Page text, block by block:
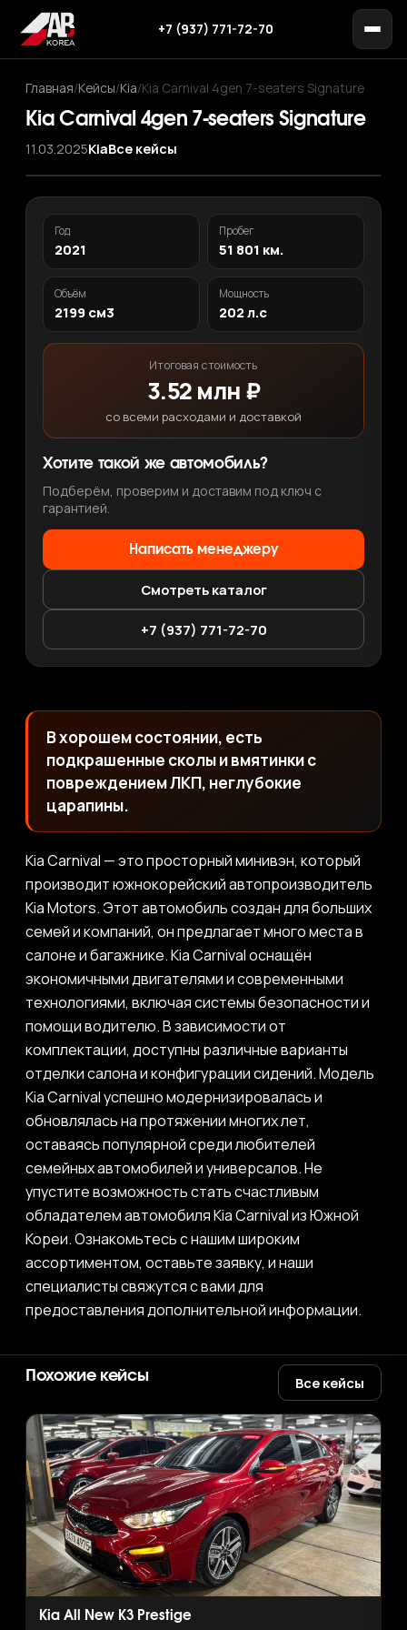
+7 (937) 771-72-70
Главная/Кейсы/Kia/Kia Carnival 4gen 7-seaters Signature
Kia Carnival 4gen 7-seaters Signature
11.03.2025KiaВсе кейсы
‹
›
1/ 12
Год
2021
Пробег
51 801 км.
Объём
2199 см3
Мощность
202 л.с
Итоговая стоимость
3.52 млн ₽
со всеми расходами и доставкой
Хотите такой же автомобиль?
Подберём, проверим и доставим под ключ с
гарантией.
Написать менеджеру
Смотреть каталог
+7 (937) 771-72-70
В хорошем состоянии, есть
подкрашенные сколы и вмятинки с
повреждением ЛКП, неглубокие
царапины.
Kia Carnival — это просторный минивэн, который
производит южнокорейский автопроизводитель
Kia Motors. Этот автомобиль создан для больших
семей и компаний, он предлагает много места в
салоне и багажнике. Kia Carnival оснащён
экономичными двигателями и современными
технологиями, включая системы безопасности и
помощи водителю. В зависимости от
комплектации, доступны различные варианты
отделки салона и конфигурации сидений. Модель
Kia Carnival успешно модернизировалась и
обновлялась на протяжении многих лет,
оставаясь популярной среди любителей
семейных автомобилей и универсалов. Не
упустите возможность стать счастливым
обладателем автомобиля Kia Carnival из Южной
Кореи. Ознакомьтесь с нашим широким
ассортиментом, оставьте заявку, и наши
специалисты свяжутся с вами для
предоставления дополнительной информации.
Похожие кейсы Все кейсы
Kia All New K3 Prestige